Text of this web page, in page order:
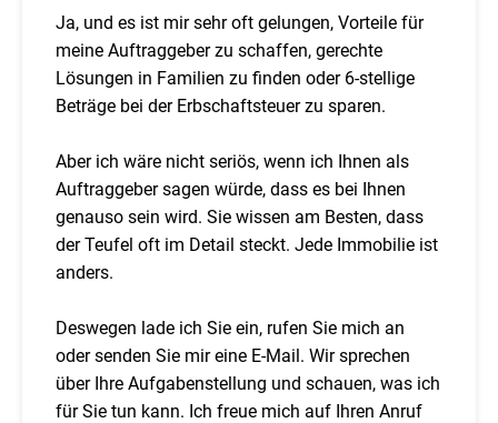
Ja, und es ist mir sehr oft gelungen, Vorteile für
meine Auftraggeber zu schaffen, gerechte
Lösungen in Familien zu finden oder 6-stellige
Beträge bei der Erbschaftsteuer zu sparen.
Aber ich wäre nicht seriös, wenn ich Ihnen als
Auftraggeber sagen würde, dass es bei Ihnen
genauso sein wird. Sie wissen am Besten, dass
der Teufel oft im Detail steckt. Jede Immobilie ist
anders.
Deswegen lade ich Sie ein, rufen Sie mich an
oder senden Sie mir eine E-Mail. Wir sprechen
über Ihre Aufgabenstellung und schauen, was ich
für Sie tun kann. Ich freue mich auf Ihren Anruf